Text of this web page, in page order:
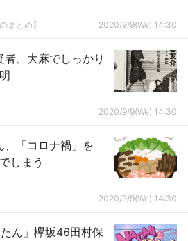
まとめ】 2020/9/9(We) 14:30
者、大麻でしっかり
2020/9/9(We) 14:30
、「コロナ禍」を
しまう
2020/9/9(We) 14:30
ん」欅坂46田村保